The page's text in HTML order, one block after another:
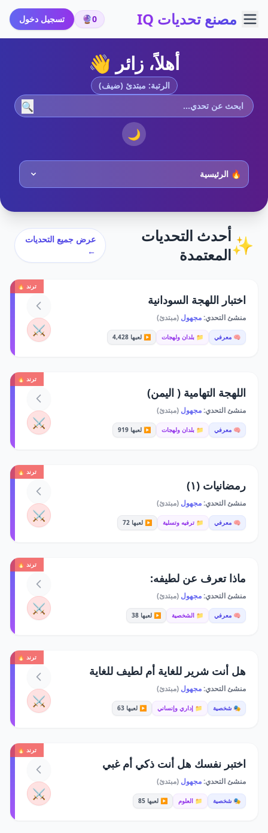
مصنع تحديات IQ 0
🔮 تسجيل دخول
أهلاً، زائر 👋
الرتبة: مبتدئ (ضيف)
🔍
🌙
✨أحدث التحديات
المعتمدة
عرض جميع التحديات
←
ترند 🔥
اختبار اللهجة السودانية
منشئ التحدي:مجهول (مبتدئ)
🧠 معرفي 📁 بلدان ولهجات ▶️ لعبها 4,428 ⚔️
ترند 🔥
اللهجة التهامية ( اليمن)
منشئ التحدي:مجهول (مبتدئ)
🧠 معرفي 📁 بلدان ولهجات ▶️ لعبها 919 ⚔️
ترند 🔥
رمضانيات (١)
منشئ التحدي:مجهول (مبتدئ)
🧠 معرفي 📁 ترفيه وتسلية ▶️ لعبها 72 ⚔️
ترند 🔥
ماذا تعرف عن لطيفه:
منشئ التحدي:مجهول (مبتدئ)
🧠 معرفي 📁 الشخصية ▶️ لعبها 38 ⚔️
ترند 🔥
هل أنت شرير للغاية أم لطيف للغاية
منشئ التحدي:مجهول (مبتدئ)
🎭 شخصية 📁 إداري وإنساني ▶️ لعبها 63 ⚔️
ترند 🔥
اختبر نفسك هل أنت ذكي أم غبي
منشئ التحدي:مجهول (مبتدئ)
🎭 شخصية 📁 العلوم ▶️ لعبها 85 ⚔️